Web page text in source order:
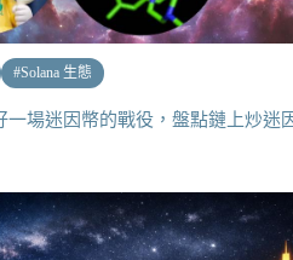
#Solana 生態
一場迷因幣的戰役，盤點鏈上炒迷